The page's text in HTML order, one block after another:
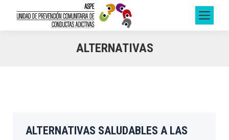
ALTERNATIVAS
ALTERNATIVAS SALUDABLES A LAS